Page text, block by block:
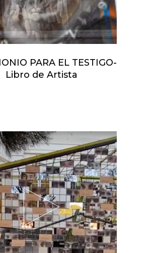
PARA EL TESTIGO-
Libro de Artista